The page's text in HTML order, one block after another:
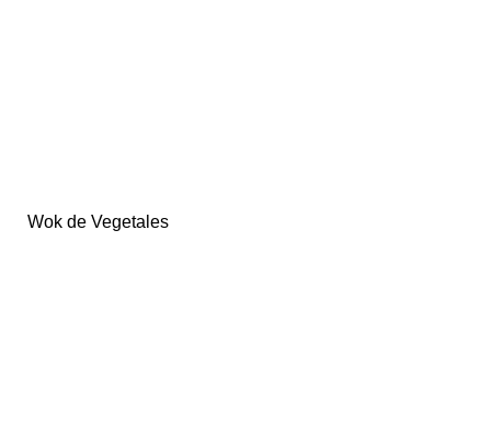
Wok de Vegetales